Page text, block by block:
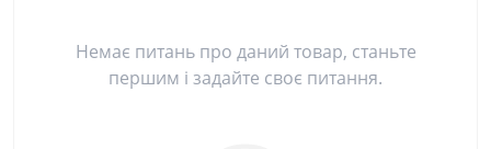
Немає питань про даний товар, станьте
першим і задайте своє питання.